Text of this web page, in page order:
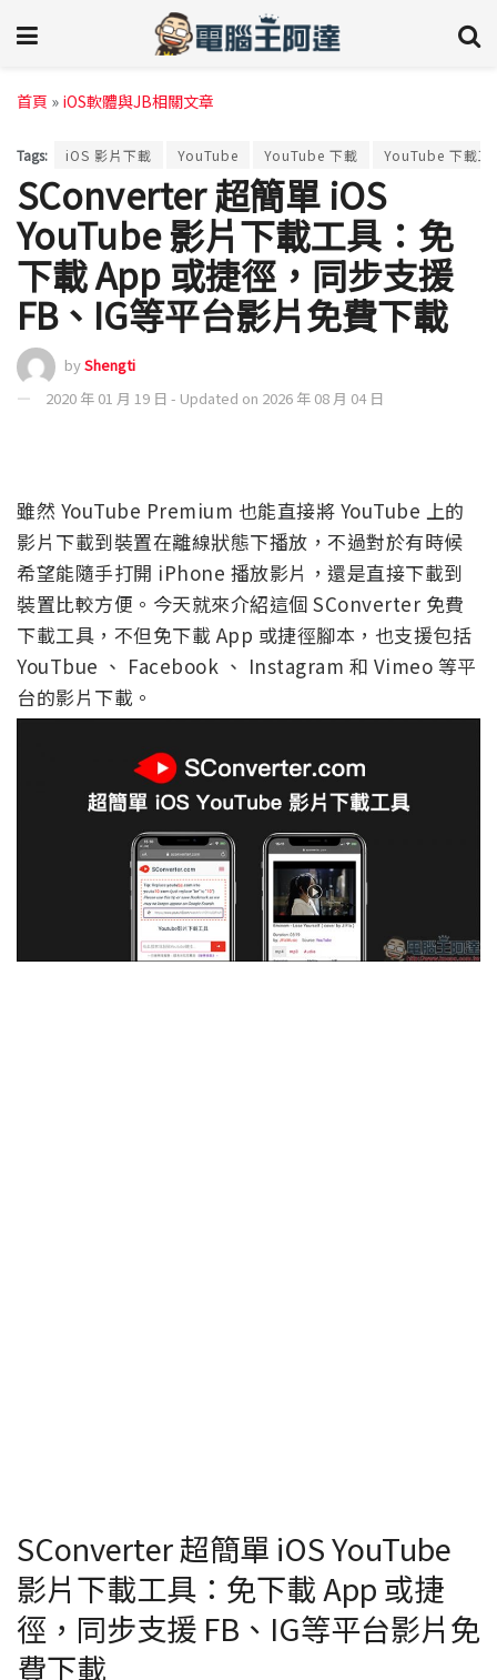
首頁 » iOS軟體與JB相關文章
Tags: iOS 影片下載 YouTube YouTube 下載 YouTube 下載工
SConverter 超簡單 iOS
YouTube 影片下載工具：免
下載 App 或捷徑，同步支援
FB、IG等平台影片免費下載
byShengti
2020 年 01 月 19 日 - Updated on 2026 年 08 月 04 日
雖然 YouTube Premium 也能直接將 YouTube 上的
影片下載到裝置在離線狀態下播放，不過對於有時候
希望能隨手打開 iPhone 播放影片，還是直接下載到
裝置比較方便。今天就來介紹這個 SConverter 免費
下載工具，不但免下載 App 或捷徑腳本，也支援包括
YouTbue 、 Facebook 、 Instagram 和 Vimeo 等平
台的影片下載。
SConverter 超簡單 iOS YouTube
影片下載工具：免下載 App 或捷
徑，同步支援 FB、IG等平台影片免
費下載